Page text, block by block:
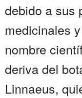
debido a sus
medicinales
nombre
deriva del
Linnaeus,